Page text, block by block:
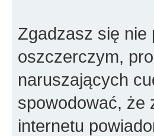
Zgadzasz się nie
oszczerczym,
naruszających
spowodować, że
internetu